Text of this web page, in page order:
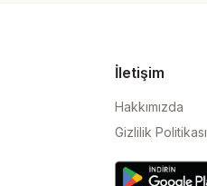
İletişim
Hakkımızda
Gizlilik Politikası